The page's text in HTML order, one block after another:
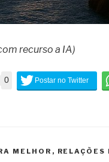
recurso a IA)
0
MELHOR ,